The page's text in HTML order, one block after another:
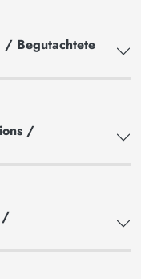
/ Begutachtete
/
/